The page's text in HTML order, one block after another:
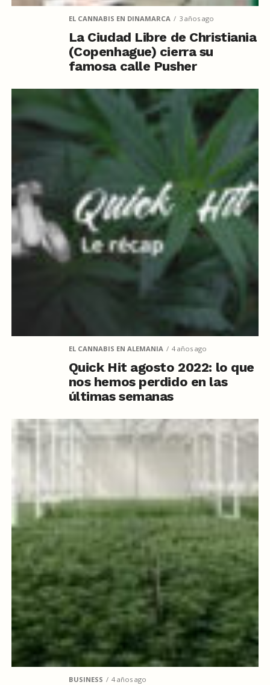
EL CANNABIS EN DINAMARCA 3 años ago
La Ciudad Libre de Christiania
(Copenhague) cierra su
famosa calle Pusher
EL CANNABIS EN ALEMANIA 4 años ago
Quick Hit agosto 2022: lo que
nos hemos perdido en las
últimas semanas
BUSINESS 4 años ago